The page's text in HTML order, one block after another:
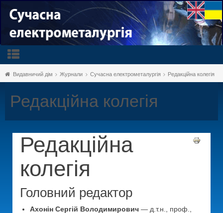
Видавничий дім Журнали Сучасна електрометалургія Редакційна колегія
Редакційна колегія
Редакційна
колегія
Головний редактор
Ахонін Сергій Володимирович — д.т.н., проф.,